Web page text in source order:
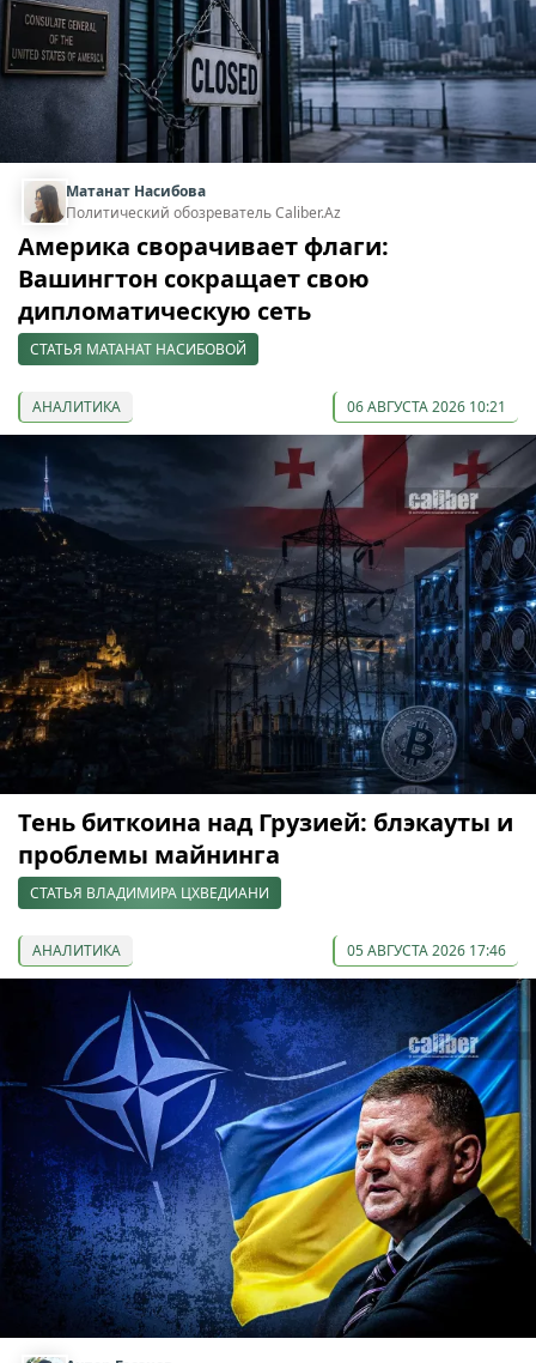
Матанат Насибова
Политический обозреватель Caliber.Az
Америка сворачивает флаги:
Вашингтон сокращает свою
дипломатическую сеть
СТАТЬЯ МАТАНАТ НАСИБОВОЙ
АНАЛИТИКА 06 АВГУСТА 2026 10:21
Тень биткоина над Грузией: блэкауты и
проблемы майнинга
СТАТЬЯ ВЛАДИМИРА ЦХВЕДИАНИ
АНАЛИТИКА 05 АВГУСТА 2026 17:46